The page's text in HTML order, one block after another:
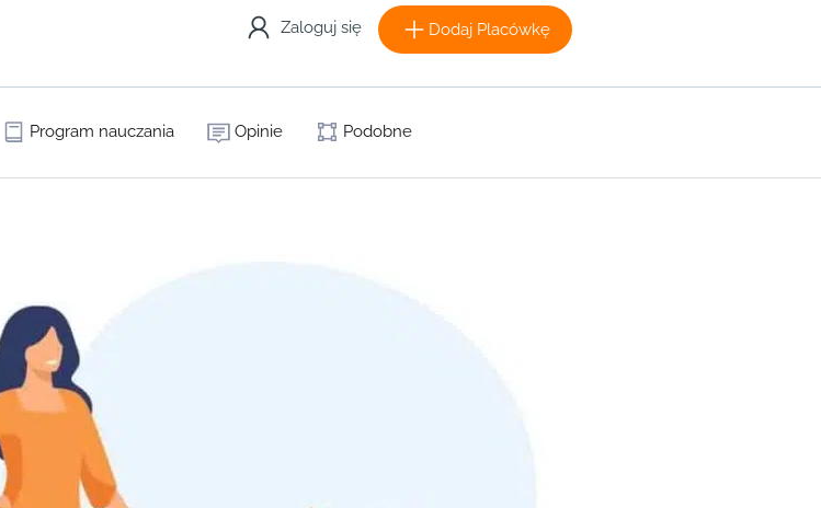
Zaloguj się Dodaj Placówkę
Program nauczania Opinie Podobne